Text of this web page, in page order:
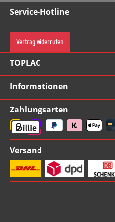
Service-Hotline
Vertrag widerrufen
TOPLAC
Informationen
Zahlungsarten
Versand